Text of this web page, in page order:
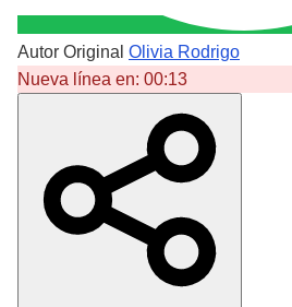
Autor Original Olivia Rodrigo
Nueva línea en: 00:13